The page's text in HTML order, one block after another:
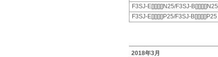
F3SJ-E[][][][]N25/F3SJ-
F3SJ-E[][][][]P25/F3SJ-
2018年3月